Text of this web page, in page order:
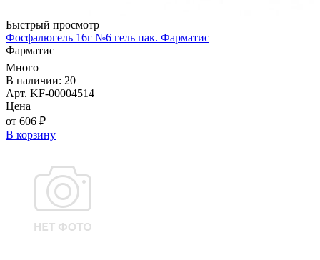
Быстрый просмотр
Фосфалюгель 16г №6 гель пак. Фарматис
Фарматис
Много
В наличии: 20
Арт. KF-00004514
Цена
от 606 ₽
В корзину